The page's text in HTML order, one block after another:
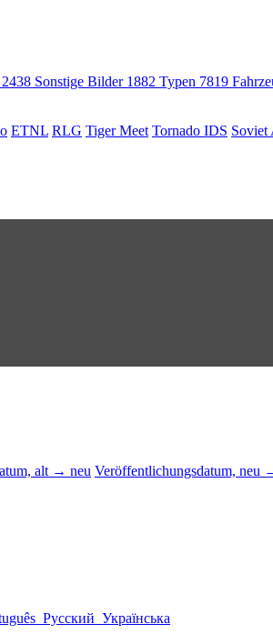
2438 Sonstige Bilder 1882 Typen 7819
ETNL RLG Tiger Meet Tornado IDS Soviet
alt → neu Veröffentlichungsdatum, neu
Русский Українська